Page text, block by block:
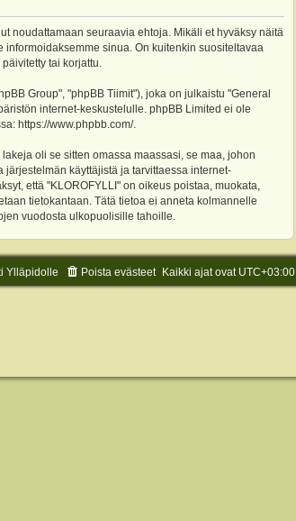
noudattamaan seuraavia ehtoja. Mikäli et hyväksy näitä
sinua. On kuitenkin suositeltavaa
tai korjattu.
Group", "phpBB Tiimit"), joka on julkaistu "General
internet-keskustelulle. phpBB Limited ei ole
https://www.phpbb.com/.
oli se sitten omassa maassasi, se maa, johon
käyttäjistä ja tarvittaessa internet-
että "KLOROFYLLI" on oikeus poistaa, muokata,
tietokantaan. Tätä tietoa ei anneta kolmannelle
vuodosta ulkopuolisille tahoille.
Kaikki ajat ovat UTC+03:00
Poista evästeet
Ylläpidolle